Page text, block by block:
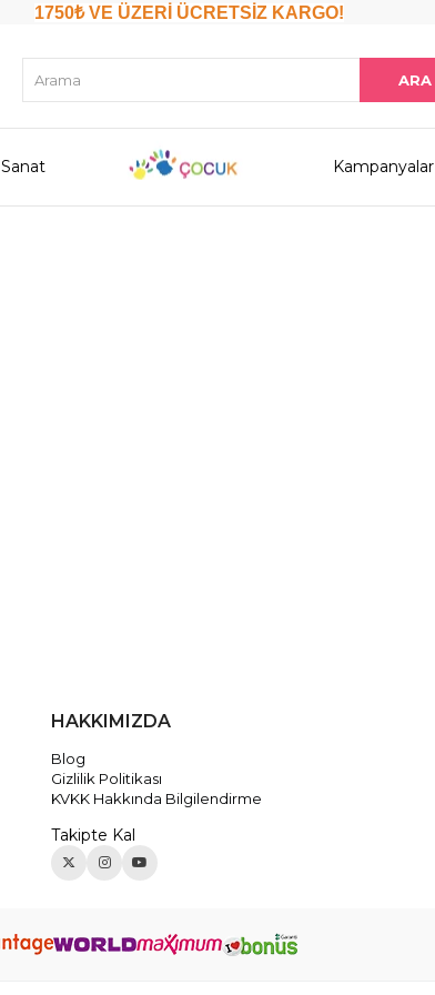
1750₺ VE ÜZERİ ÜCRETSİZ KARGO!
Sanat Kampanyalar
HAKKIMIZDA
Blog
Gizlilik Politikası
KVKK Hakkında Bilgilendirme
Takipte Kal